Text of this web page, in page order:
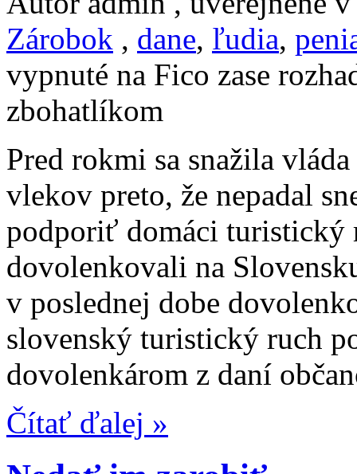
Zárobok , dane, ľudia,
vypnuté na Fico zase
zbohatlíkom
Pred rokmi sa snažila
vlekov preto, že nepadal
podporiť domáci turistický
dovolenkovali na
v poslednej dobe
slovenský turistický ruch
dovolenkárom z daní
Čítať ďalej »